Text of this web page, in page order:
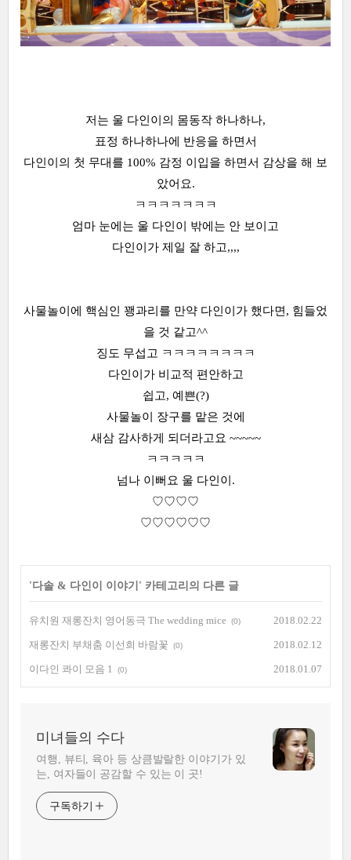
저는 울 다인이의 몸동작 하나하나,
표정 하나하나에 반응을 하면서
다인이의 첫 무대를 100% 감정 이입을 하면서 감상을 해 보
았어요.
ㅋㅋㅋㅋㅋㅋㅋ
엄마 눈에는 울 다인이 밖에는 안 보이고
다인이가 제일 잘 하고,,,,
사물놀이에 핵심인 꽹과리를 만약 다인이가 했다면, 힘들었
을 것 같고^^
징도 무섭고 ㅋㅋㅋㅋㅋㅋㅋㅋ
다인이가 비교적 편안하고
쉽고, 예쁜(?)
사물놀이 장구를 맡은 것에
새삼 감사하게 되더라고요 ~~~~~
ㅋㅋㅋㅋㅋ
넘나 이뻐요 울 다인이.
♡♡♡♡
♡♡♡♡♡♡
'다솔 & 다인이 이야기 ' 카테고리의 다른 글
유치원 재롱잔치 영어동극 The wedding mice (0) 2018.02.22
재롱잔치 부채춤 이선희 바람꽃 (0) 2018.02.12
이다인 콰이 모음 1 (0) 2018.01.07
미녀들의 수다
여행, 뷰티, 육아 등 상큼발랄한 이야기가 있
는, 여자들이 공감할 수 있는 이 곳!
구독하기